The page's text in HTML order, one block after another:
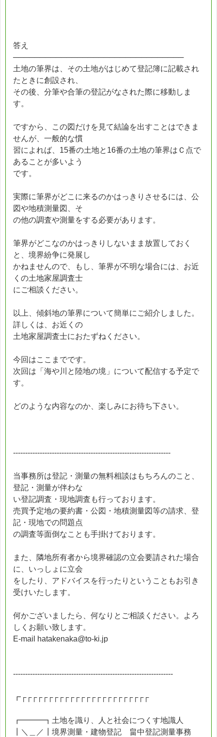
答え
────────────────────────────────
土地の筆界は、その土地がはじめて登記簿に記載され
たときに創設され、
その後、分筆や合筆の登記がなされた際に移動しま
す。
ですから、この図だけを見て結論を出すことはできま
せんが、一般的な慣
習によれば、15番の土地と16番の土地の筆界はＣ点で
あることが多いよう
です。
実際に筆界がどこに来るのかはっきりさせるには、公
図や地積測量図、そ
の他の調査や測量をする必要があります。
筆界がどこなのかはっきりしないまま放置しておく
と、境界紛争に発展し
かねませんので、もし、筆界が不明な場合には、お近
くの土地家屋調査士
にご相談ください。
以上、傾斜地の筆界について簡単にご紹介しました。
詳しくは、お近くの
土地家屋調査士におたずねください。
今回はここまでです。
次回は「海や川と陸地の境」について配信する予定で
す。
どのような内容なのか、楽しみにお待ち下さい。
-----------------------------------------------------------------
当事務所は登記・測量の無料相談はもちろんのこと、
登記・測量が伴わな
い登記調査・現地調査も行っております。
売買予定地の要約書・公図・地積測量図等の請求、登
記・現地での問題点
の調査等面倒なことも手掛けております。
また、隣地所有者から境界確認の立会要請された場合
に、いっしょに立会
をしたり、アドバイスを行ったりということもお引き
受けいたします。
何かございましたら、何なりとご相談ください。よろ
しくお願い致します。
E-mail hatakenaka@to-ki.jp
------------------------------------------------------------------
┏┌┌┌┌┌┌┌┌┌┌┌┌┌┌┌┌┌┌┌┌┌┌┌┌
┏━━━┓土地を識り、人と社会につくす地識人
┃＼＿／┃境界測量・建物登記 畠中登記測量事務